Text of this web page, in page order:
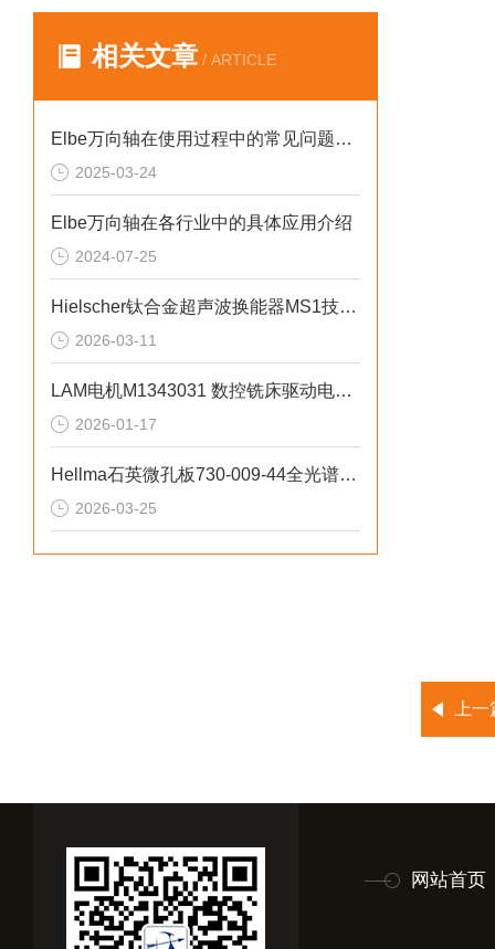
相关文章 / ARTICLE
Elbe万向轴在使用过程中的常见问题相应解决方法分享
2025-03-24
Elbe万向轴在各行业中的具体应用介绍
2024-07-25
Hielscher钛合金超声波换能器MS1技术优势
2026-03-11
LAM电机M1343031 数控铣床驱动电机应用及全场景适配
2026-01-17
Hellma石英微孔板730-009-44全光谱高透过率
2026-03-25
上
网站首页